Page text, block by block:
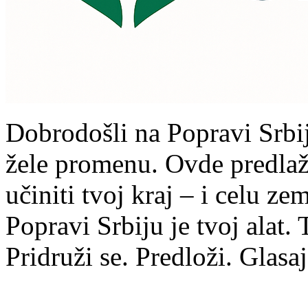
Dobrodošli na Popravi
žele promenu. Ovde
učiniti tvoj kraj – i celu
Popravi Srbiju je tvoj alat.
Pridruži se. Predloži.